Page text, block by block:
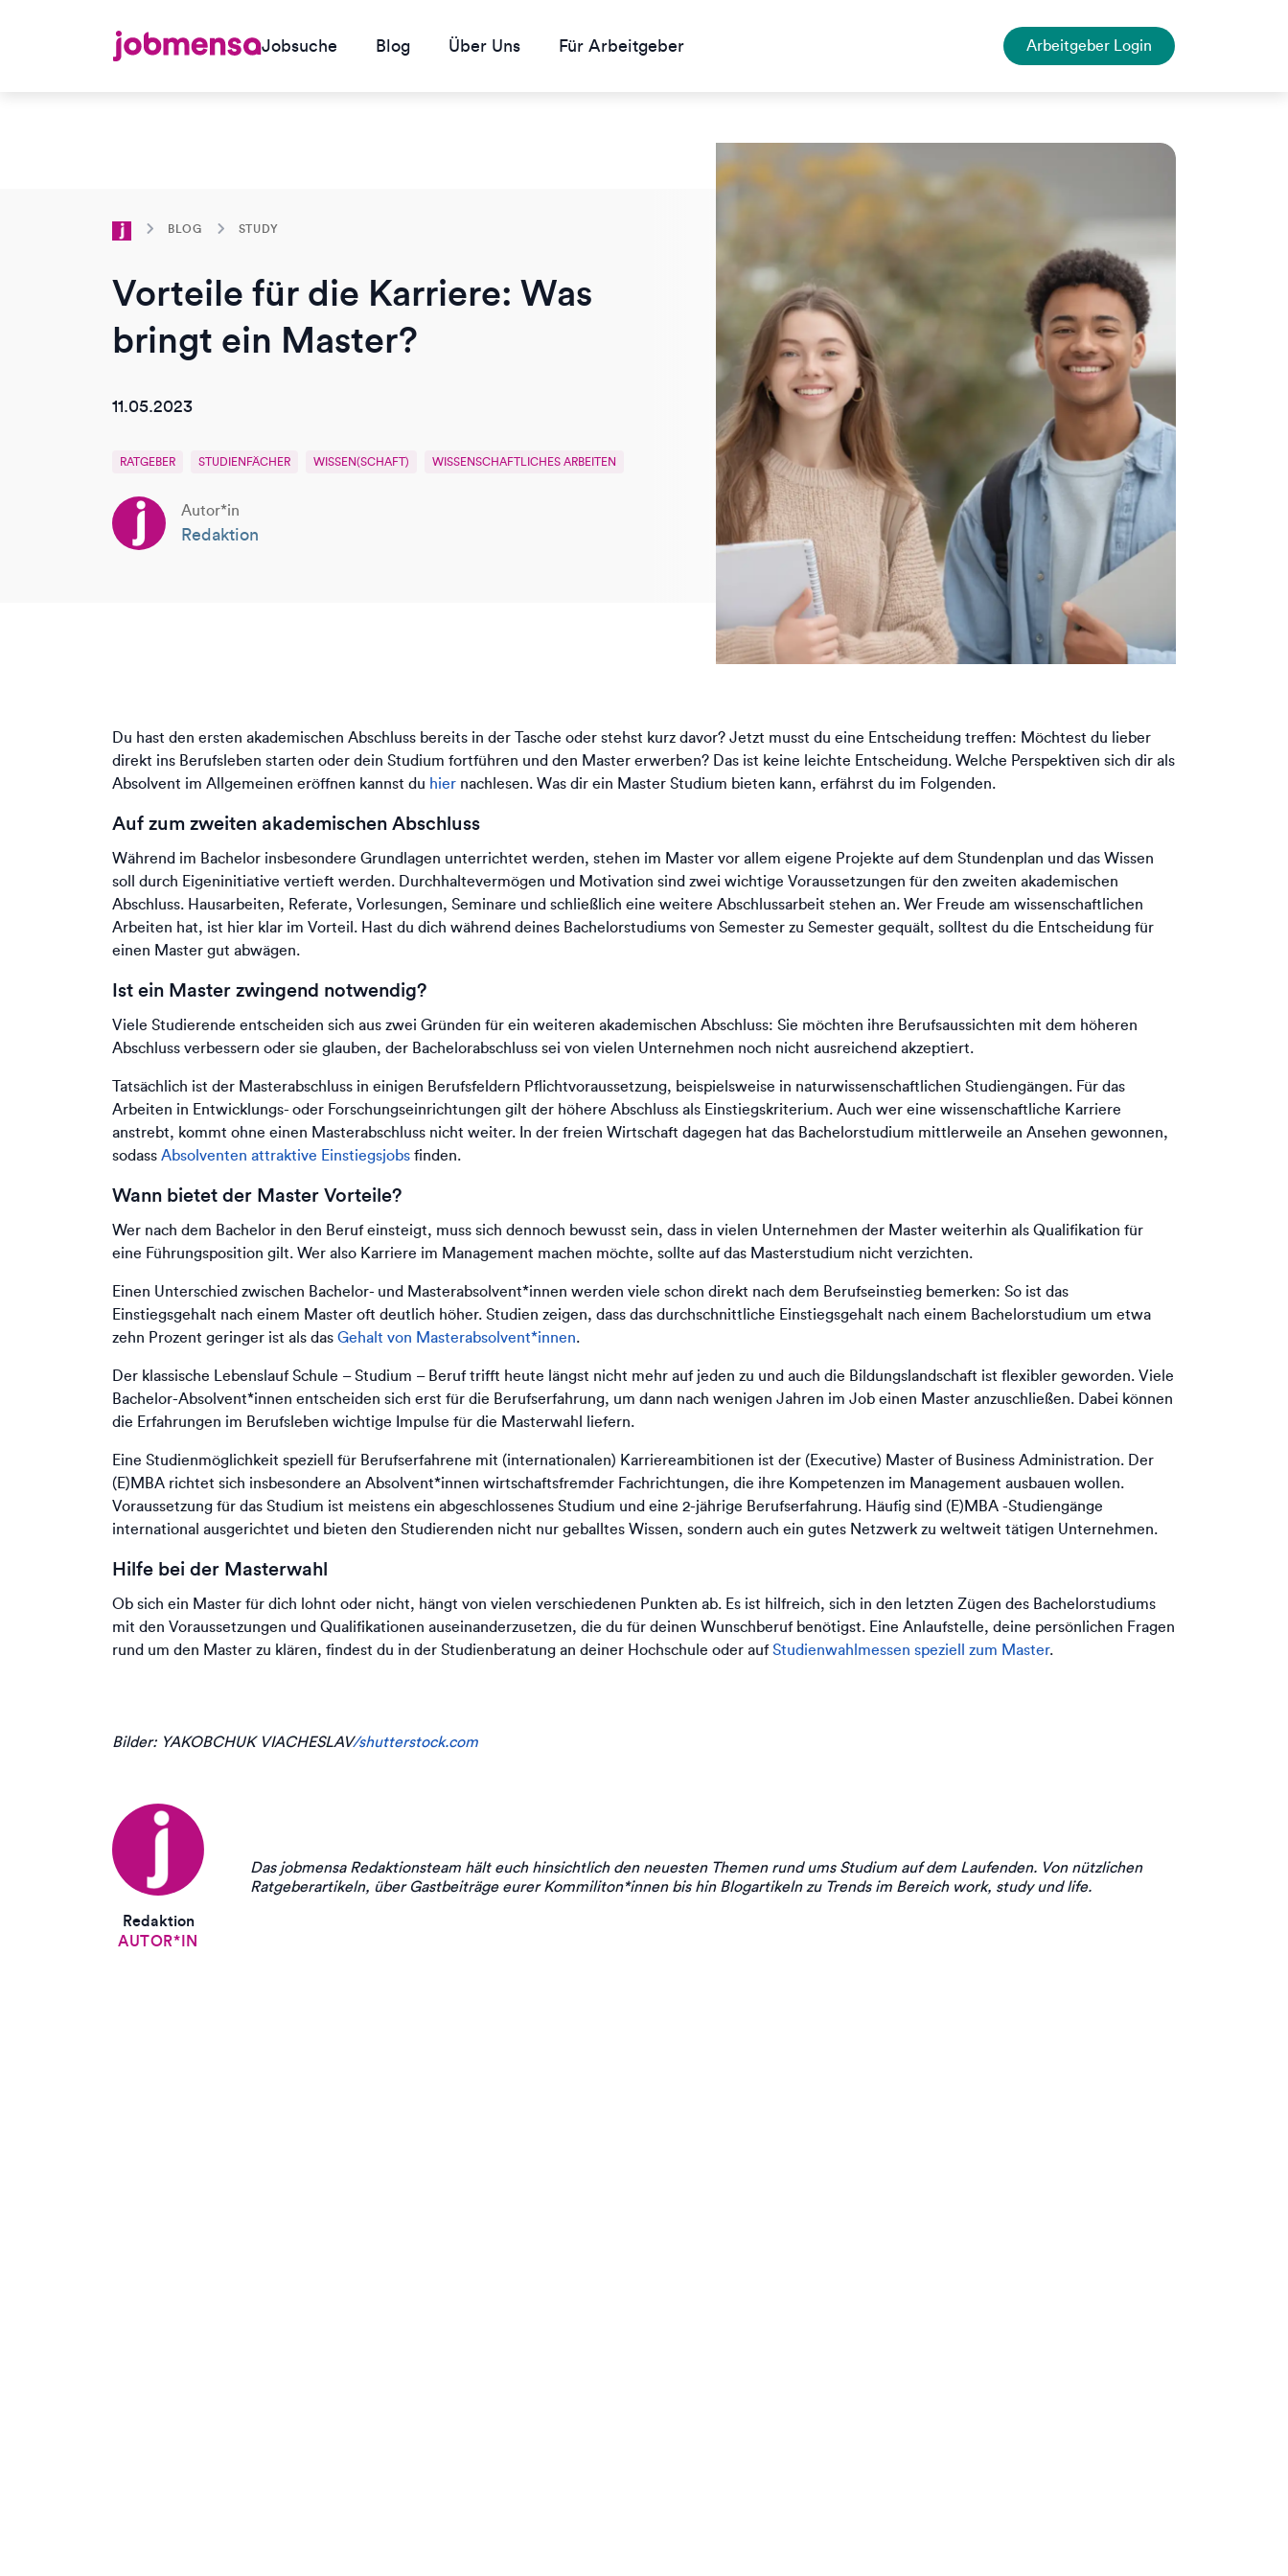
Jobsuche Blog Über Uns Für Arbeitgeber Arbeitgeber Login
BLOG STUDY
Vorteile für die Karriere: Was
bringt ein Master?
11.05.2023
RATGEBER STUDIENFÄCHER WISSEN(SCHAFT) WISSENSCHAFTLICHES ARBEITEN
Autor*in
Redaktion
Du hast den ersten akademischen Abschluss bereits in der Tasche oder stehst kurz davor? Jetzt musst du eine Entscheidung treffen: Möchtest du lieber
direkt ins Berufsleben starten oder dein Studium fortführen und den Master erwerben? Das ist keine leichte Entscheidung. Welche Perspektiven sich dir als
Absolvent im Allgemeinen eröffnen kannst du hier nachlesen. Was dir ein Master Studium bieten kann, erfährst du im Folgenden.
Auf zum zweiten akademischen Abschluss
Während im Bachelor insbesondere Grundlagen unterrichtet werden, stehen im Master vor allem eigene Projekte auf dem Stundenplan und das Wissen
soll durch Eigeninitiative vertieft werden. Durchhaltevermögen und Motivation sind zwei wichtige Voraussetzungen für den zweiten akademischen
Abschluss. Hausarbeiten, Referate, Vorlesungen, Seminare und schließlich eine weitere Abschlussarbeit stehen an. Wer Freude am wissenschaftlichen
Arbeiten hat, ist hier klar im Vorteil. Hast du dich während deines Bachelorstudiums von Semester zu Semester gequält, solltest du die Entscheidung für
einen Master gut abwägen.
Ist ein Master zwingend notwendig?
Viele Studierende entscheiden sich aus zwei Gründen für ein weiteren akademischen Abschluss: Sie möchten ihre Berufsaussichten mit dem höheren
Abschluss verbessern oder sie glauben, der Bachelorabschluss sei von vielen Unternehmen noch nicht ausreichend akzeptiert.
Tatsächlich ist der Masterabschluss in einigen Berufsfeldern Pflichtvoraussetzung, beispielsweise in naturwissenschaftlichen Studiengängen. Für das
Arbeiten in Entwicklungs- oder Forschungseinrichtungen gilt der höhere Abschluss als Einstiegskriterium. Auch wer eine wissenschaftliche Karriere
anstrebt, kommt ohne einen Masterabschluss nicht weiter. In der freien Wirtschaft dagegen hat das Bachelorstudium mittlerweile an Ansehen gewonnen,
sodass Absolventen attraktive Einstiegsjobs finden.
Wann bietet der Master Vorteile?
Wer nach dem Bachelor in den Beruf einsteigt, muss sich dennoch bewusst sein, dass in vielen Unternehmen der Master weiterhin als Qualifikation für
eine Führungsposition gilt. Wer also Karriere im Management machen möchte, sollte auf das Masterstudium nicht verzichten.
Einen Unterschied zwischen Bachelor- und Masterabsolvent*innen werden viele schon direkt nach dem Berufseinstieg bemerken: So ist das
Einstiegsgehalt nach einem Master oft deutlich höher. Studien zeigen, dass das durchschnittliche Einstiegsgehalt nach einem Bachelorstudium um etwa
zehn Prozent geringer ist als das Gehalt von Masterabsolvent*innen.
Der klassische Lebenslauf Schule – Studium – Beruf trifft heute längst nicht mehr auf jeden zu und auch die Bildungslandschaft ist flexibler geworden. Viele
Bachelor-Absolvent*innen entscheiden sich erst für die Berufserfahrung, um dann nach wenigen Jahren im Job einen Master anzuschließen. Dabei können
die Erfahrungen im Berufsleben wichtige Impulse für die Masterwahl liefern.
Eine Studienmöglichkeit speziell für Berufserfahrene mit (internationalen) Karriereambitionen ist der (Executive) Master of Business Administration. Der
(E)MBA richtet sich insbesondere an Absolvent*innen wirtschaftsfremder Fachrichtungen, die ihre Kompetenzen im Management ausbauen wollen.
Voraussetzung für das Studium ist meistens ein abgeschlossenes Studium und eine 2-jährige Berufserfahrung. Häufig sind (E)MBA -Studiengänge
international ausgerichtet und bieten den Studierenden nicht nur geballtes Wissen, sondern auch ein gutes Netzwerk zu weltweit tätigen Unternehmen.
Hilfe bei der Masterwahl
Ob sich ein Master für dich lohnt oder nicht, hängt von vielen verschiedenen Punkten ab. Es ist hilfreich, sich in den letzten Zügen des Bachelorstudiums
mit den Voraussetzungen und Qualifikationen auseinanderzusetzen, die du für deinen Wunschberuf benötigst. Eine Anlaufstelle, deine persönlichen Fragen
rund um den Master zu klären, findest du in der Studienberatung an deiner Hochschule oder aufStudienwahlmessen speziell zum Master.
Bilder: YAKOBCHUK VIACHESLAV/shutterstock.com
Redaktion
AUTOR*IN
Das jobmensa Redaktionsteam hält euch hinsichtlich den neuesten Themen rund ums Studium auf dem Laufenden. Von nützlichen
Ratgeberartikeln, über Gastbeiträge eurer Kommiliton*innen bis hin Blogartikeln zu Trends im Bereich work, study und life.